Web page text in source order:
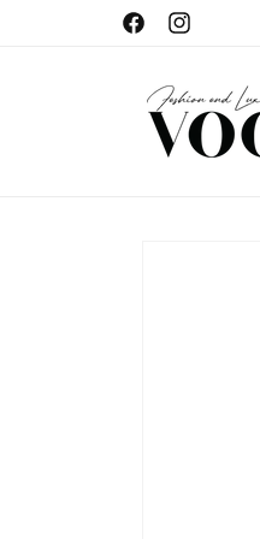
FacebookInstagram